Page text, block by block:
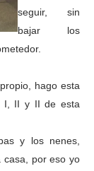
seguir, sin
bajar los
hago esta
I, II y II de esta
y los nenes,
casa, por eso yo